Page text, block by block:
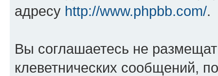
адресу http://www.phpbb.com/.
Вы соглашаетесь не
клеветнических сообщений,